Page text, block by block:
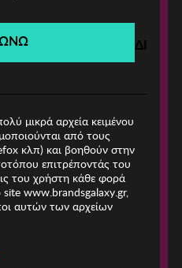
μικρά αρχεία κειμένου
από τους
κλπ) και βοηθούν στην
επιτρέποντάς του
του χρήστη κάθε φορά
www.brandsgalaxy.gr,
αυτών των αρχείων